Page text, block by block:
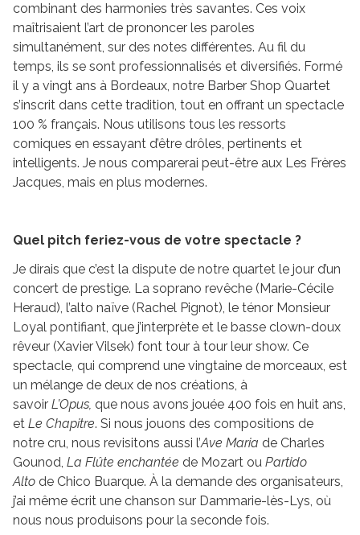
combinant des harmonies très savantes. Ces voix
maîtrisaient l’art de prononcer les paroles
simultanément, sur des notes différentes. Au fil du
temps, ils se sont professionnalisés et diversifiés. Formé
il y a vingt ans à Bordeaux, notre Barber Shop Quartet
s’inscrit dans cette tradition, tout en offrant un spectacle
100 % français. Nous utilisons tous les ressorts
comiques en essayant d’être drôles, pertinents et
intelligents. Je nous comparerai peut-être aux Les Frères
Jacques, mais en plus modernes.
Quel pitch feriez-vous de votre spectacle ?
Je dirais que c’est la dispute de notre quartet le jour d’un
concert de prestige. La soprano revêche (Marie-Cécile
Heraud), l’alto naïve (Rachel Pignot), le ténor Monsieur
Loyal pontifiant, que j’interprète et le basse clown-doux
rêveur (Xavier Vilsek) font tour à tour leur show. Ce
spectacle, qui comprend une vingtaine de morceaux, est
un mélange de deux de nos créations, à
savoir L’Opus, que nous avons jouée 400 fois en huit ans,
et Le Chapitre. Si nous jouons des compositions de
notre cru, nous revisitons aussi l’Ave Maria de Charles
Gounod, La Flûte enchantée de Mozart ou Partido
Alto de Chico Buarque. À la demande des organisateurs,
j’ai même écrit une chanson sur Dammarie-lès-Lys, où
nous nous produisons pour la seconde fois.